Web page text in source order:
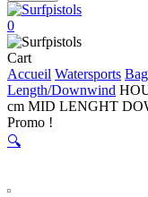
Close
Search
account
0
Menu
CartClose
Cart
Accueil Watersports
Length/Downwind
cm MID LENGHT
Promo !
🔍